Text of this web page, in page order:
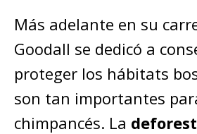
Más adelante en su
Goodall se dedicó a
proteger los hábitats
son tan importantes
chimpancés. La